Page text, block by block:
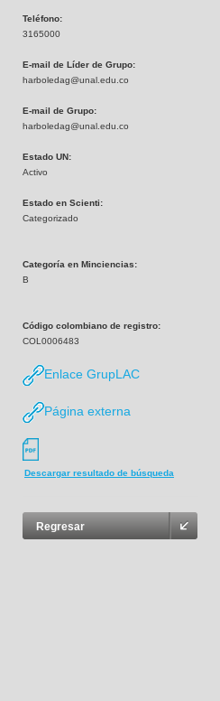
Teléfono:
3165000
E-mail de Líder de Grupo:
harboledag@unal.edu.co
E-mail de Grupo:
harboledag@unal.edu.co
Estado UN:
Activo
Estado en Scienti:
Categorizado
Categoría en Minciencias:
B
Código colombiano de registro:
COL0006483
Enlace GrupLAC
Página externa
Descargar resultado de búsqueda
Regresar